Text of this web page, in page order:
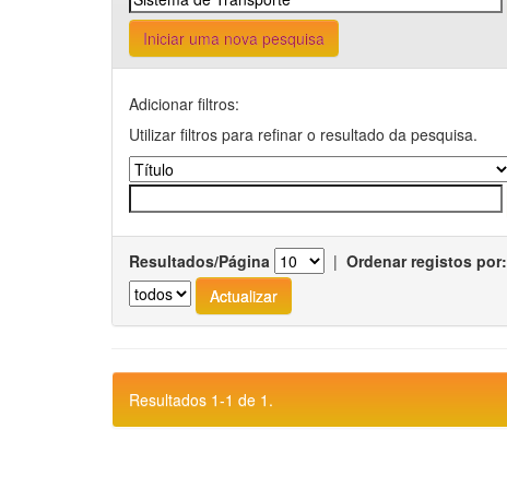
Iniciar uma nova pesquisa
Adicionar filtros:
Utilizar filtros para refinar o resultado da pesquisa.
Resultados/Página | Ordenar registos por:
Resultados 1-1 de 1.